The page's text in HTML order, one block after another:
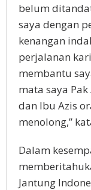
belum
saya dengan
kenangan
perjalanan
membantu
mata saya
dan Ibu Azis
menolong,”
Dalam
Jantung